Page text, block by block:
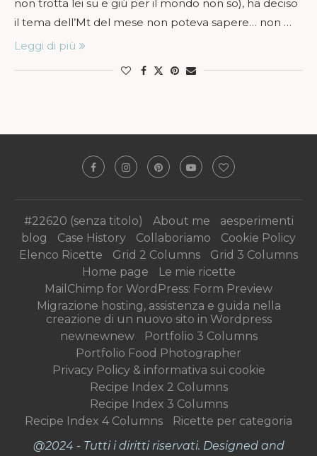
non trotta lei su e giù per il mondo non so), ha deciso
il tema dell’Mt del mese non poteva sapere… non …
Leggi di più
#22620 (senza titolo) About me
aesperimenti
blog
Case History Collaboriamo
Cookie Policy
Elenco Ricette
Grid 2 Columns
Grid 3 Columns
Home page
Le mie ricette
MailChimp for WordPress: Form Preview
Migrazione hosting, assistenza e guida nella
creazione di un nuovo sito in Wordpress
newnewnew
Portfolio 3 Columns
Portfolio Food Photographer
Privacy Policy & informativa sui cookie
Recipe Index 2 Columns
Recipe Index 3 Columns
Recipe Index 4 Columns
Ricette per categoria
@2024 - Tutti i diritti riservati. Designed and